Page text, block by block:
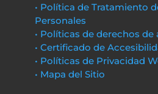
• Política de Tratamiento
Personales
• Políticas de derechos de
• Certificado de
• Políticas de Privacidad
• Mapa del Sitio